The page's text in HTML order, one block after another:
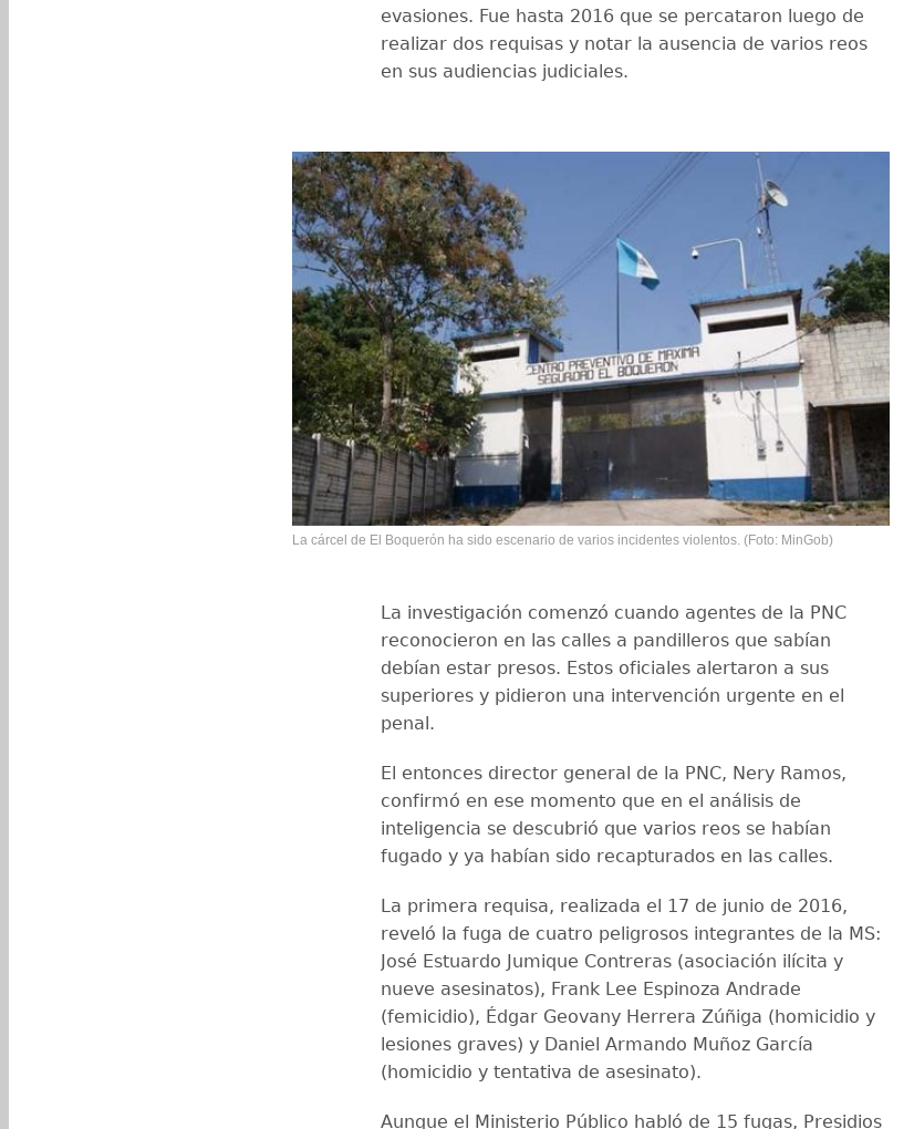
evasiones. Fue hasta 2016 que se percataron luego de
realizar dos requisas y notar la ausencia de varios reos
en sus audiencias judiciales.
La cárcel de El Boquerón ha sido escenario de varios incidentes violentos. (Foto: MinGob)
La investigación comenzó cuando agentes de la PNC
reconocieron en las calles a pandilleros que sabían
debían estar presos. Estos oficiales alertaron a sus
superiores y pidieron una intervención urgente en el
penal.
El entonces director general de la PNC, Nery Ramos,
confirmó en ese momento que en el análisis de
inteligencia se descubrió que varios reos se habían
fugado y ya habían sido recapturados en las calles.
La primera requisa, realizada el 17 de junio de 2016,
reveló la fuga de cuatro peligrosos integrantes de la MS:
José Estuardo Jumique Contreras (asociación ilícita y
nueve asesinatos), Frank Lee Espinoza Andrade
(femicidio), Édgar Geovany Herrera Zúñiga (homicidio y
lesiones graves) y Daniel Armando Muñoz García
(homicidio y tentativa de asesinato).
Aunque el Ministerio Público habló de 15 fugas, Presidios